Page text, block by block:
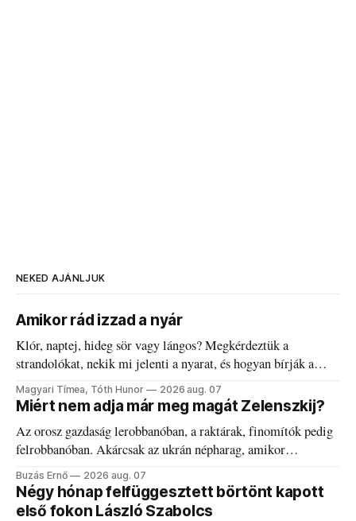
NEKED AJÁNLJUK
Amikor rád izzad a nyár
Klór, naptej, hideg sör vagy lángos? Megkérdeztük a
strandolókat, nekik mi jelenti a nyarat, és hogyan bírják a
kánikulát.
Magyari Tímea, Tóth Hunor 2026 aug. 07
Miért nem adja már meg magát Zelenszkij?
Az orosz gazdaság lerobbanóban, a raktárak, finomítók pedig
felrobbanóban. Akárcsak az ukrán népharag, amikor
elégedetlen vezetőivel.
Buzás Ernő 2026 aug. 07
Négy hónap felfüggesztett börtönt kapott
első fokon László Szabolcs